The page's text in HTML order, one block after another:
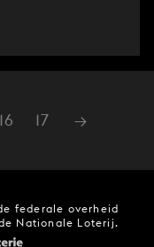
16 17 →
federale overheid
Nationale Loterij.